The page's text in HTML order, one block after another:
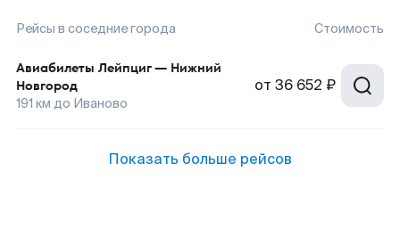
Рейсы в соседние города Стоимость
Авиабилеты Лейпциг— Нижний
Новгород
191 км до Иваново
от 36 652 ₽
Показать больше рейсов